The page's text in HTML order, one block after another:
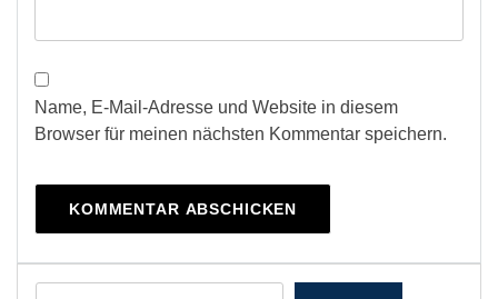
Name, E-Mail-Adresse und Website in diesem
Browser für meinen nächsten Kommentar speichern.